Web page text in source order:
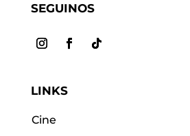
SEGUINOS
LINKS
Cine